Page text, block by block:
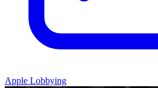
Apple Lobbying